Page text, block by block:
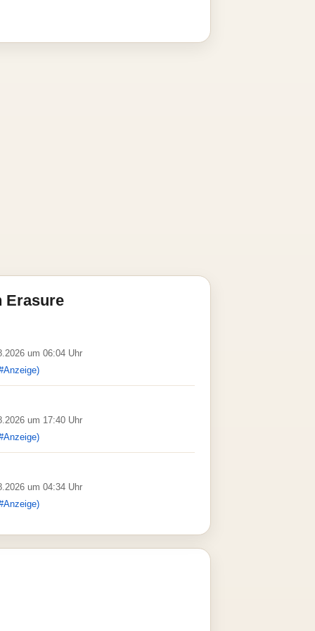
Erasure
um 06:04 Uhr
um 17:40 Uhr
um 04:34 Uhr